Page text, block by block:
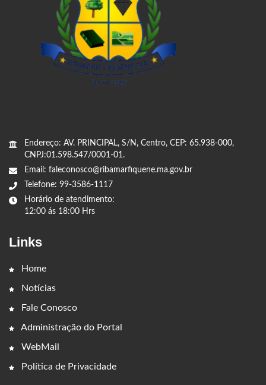
Endereço: AV. PRINCIPAL, S/N, Centro, CEP: 65.938-000,
CNPJ:01.598.547/0001-01.
Email: faleconosco@ribamarfiquene.ma.gov.br
Telefone: 99-3586-1117
Horário de atendimento:
12:00 ás 18:00 Hrs
Links
Home
Notícias
Fale Conosco
Administração do Portal
WebMail
Política de Privacidade